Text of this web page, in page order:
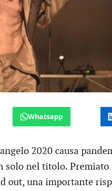
Whatsapp
2020 causa
solo nel titolo. Premiato
out, una importante